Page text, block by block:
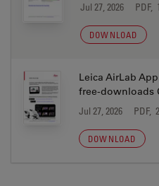
Jul 27, 2026 PDF,
DOWNLOAD
Leica AirLab
free-downloads
Jul 27, 2026 PDF,
DOWNLOAD